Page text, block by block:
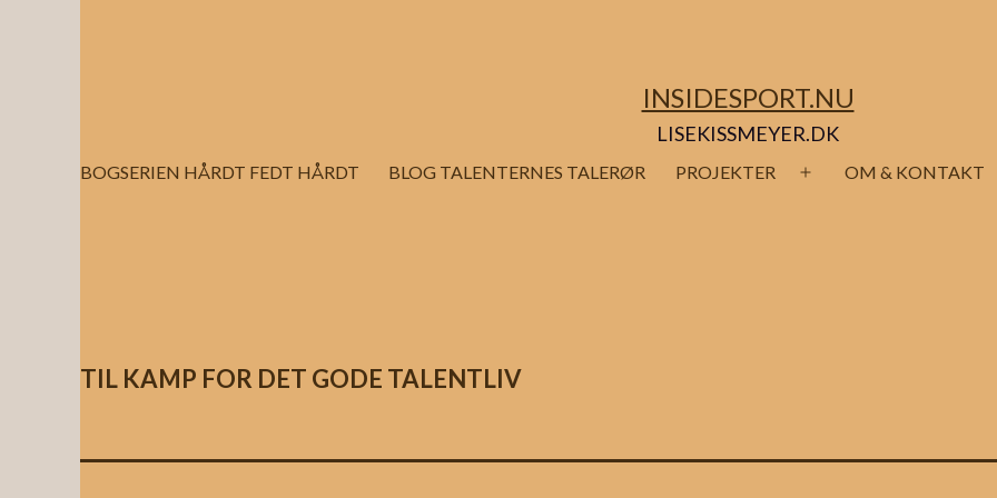
INSIDESPORT.NU
LISEKISSMEYER.DK
BOGSERIEN HÅRDT FEDT HÅRDT BLOG TALENTERNES TALERØR PROJEKTER
Åbn
OM & KONTAKT
TIL KAMP FOR DET GODE TALENTLIV